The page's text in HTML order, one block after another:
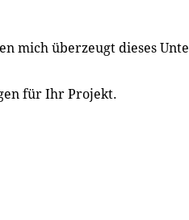
mich überzeugt dieses
für Ihr Projekt.